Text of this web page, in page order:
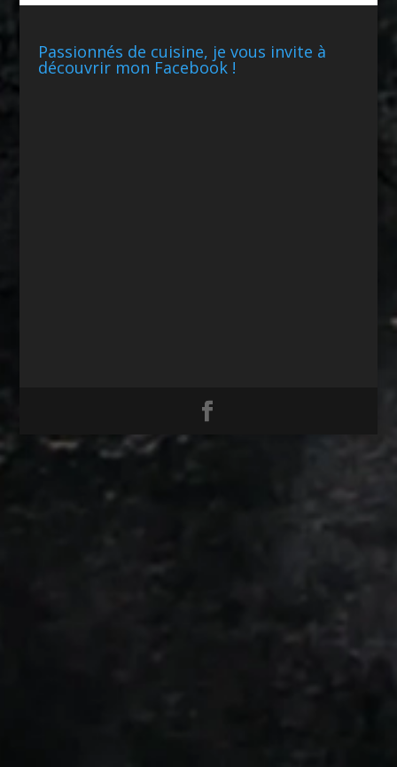
Passionnés de cuisine, je vous invite à
découvrir mon Facebook !